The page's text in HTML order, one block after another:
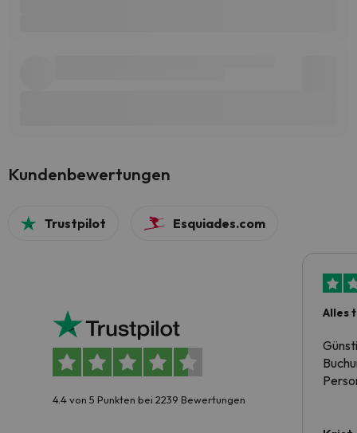
Kundenbewertungen
Trustpilot Esquiades.com
4.4 von 5 Punkten bei 2239 Bewertungen
Alles